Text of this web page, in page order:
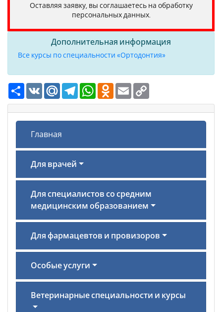
Оставляя заявку, вы соглашаетесь на обработку
персональных данных.
Дополнительная информация
Все курсы по специальности «Ортодонтия»
РесурсVK Mail.Ru TelegramWhatsAppOdnoklassniki
Email
Главная
Для врачей
Для специалистов со средним
медицинским образованием
Для фармацевтов и провизоров
Особые услуги
Ветеринарные специальности и курсы